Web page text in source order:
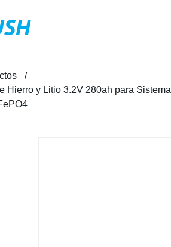
Hierro y Litio 3.2V 280ah para